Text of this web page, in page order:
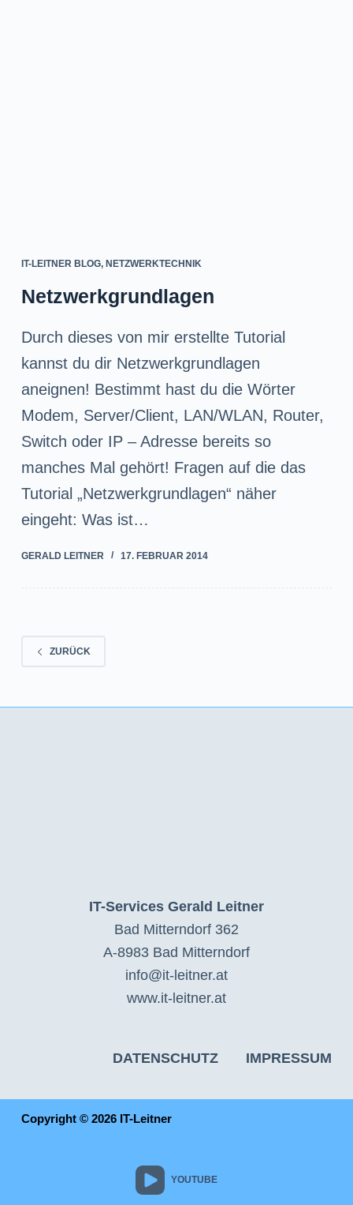
IT-LEITNER BLOG, NETZWERKTECHNIK
Netzwerkgrundlagen
Durch dieses von mir erstellte Tutorial
kannst du dir Netzwerkgrundlagen
aneignen! Bestimmt hast du die Wörter
Modem, Server/Client, LAN/WLAN, Router,
Switch oder IP – Adresse bereits so
manches Mal gehört! Fragen auf die das
Tutorial „Netzwerkgrundlagen“ näher
eingeht: Was ist…
GERALD LEITNER 17. FEBRUAR 2014
ZURÜCK
IT-Services Gerald Leitner
Bad Mitterndorf 362
A-8983 Bad Mitterndorf
info@it-leitner.at
www.it-leitner.at
DATENSCHUTZ IMPRESSUM
Copyright © 2026 IT-Leitner
YOUTUBE